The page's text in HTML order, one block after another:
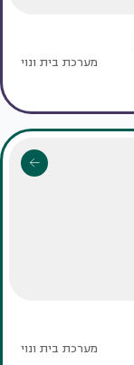
מערכת בית ונוי
מערכת בית ונוי